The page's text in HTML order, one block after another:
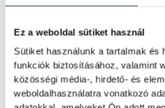
Ez a weboldal sütiket használ
Sütiket használunk a tartalmak
funkciók biztosításához, valamint
közösségi média-, hirdető- és
weboldalhasználatra vonatkozó
A
sorozatát a VSC
A VSC Veszprém férfi
komoly erőfelmérő
északnyugati
bajnokesélyesnek